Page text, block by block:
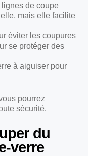
de coupe
mais elle facilite
éviter les coupures
se protéger des
à aiguiser pour
pourrez
sécurité.
du
verre